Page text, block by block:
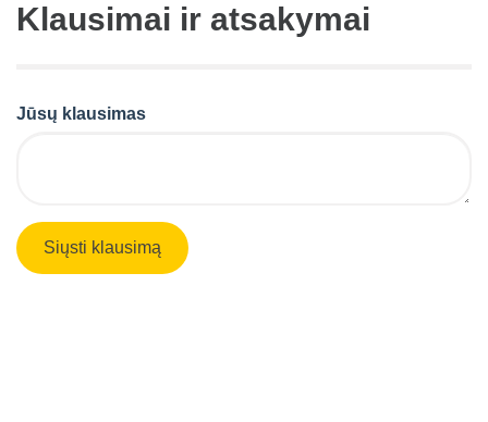
Klausimai ir atsakymai
Jūsų klausimas